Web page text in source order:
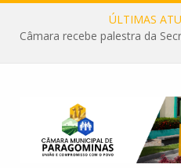
ÚLTIMAS